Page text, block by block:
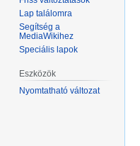
Lap találomra
Segítség a
MediaWikihez
Speciális lapok
Eszközök
Nyomtatható változat